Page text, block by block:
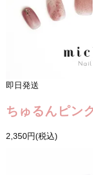
即日発送
ちゅるんピン
2,350円(税込)